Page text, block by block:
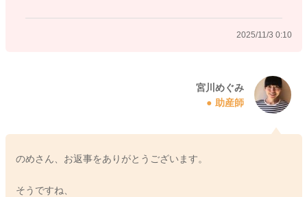
2025/11/3 0:10
宮川めぐみ
助産師
のめさん、お返事をありがとうございます。
そうですね、